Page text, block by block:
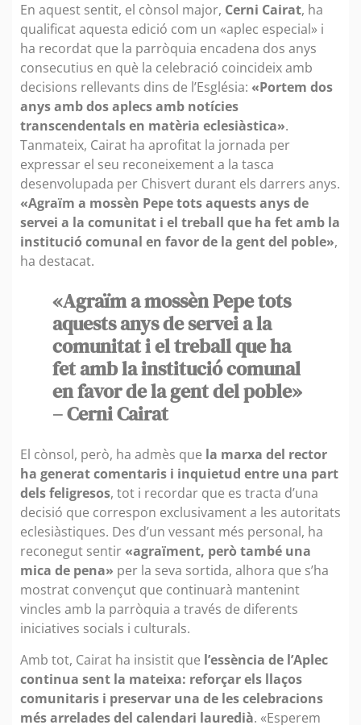
En aquest sentit, el cònsol major, Cerni Cairat, ha
qualificat aquesta edició com un «aplec especial» i
ha recordat que la parròquia encadena dos anys
consecutius en què la celebració coincideix amb
decisions rellevants dins de l’Església: «Portem dos
anys amb dos aplecs amb notícies
transcendentals en matèria eclesiàstica».
Tanmateix, Cairat ha aprofitat la jornada per
expressar el seu reconeixement a la tasca
desenvolupada per Chisvert durant els darrers anys.
«Agraïm a mossèn Pepe tots aquests anys de
servei a la comunitat i el treball que ha fet amb la
institució comunal en favor de la gent del poble»,
ha destacat.
«Agraïm a mossèn Pepe tots
aquests anys de servei a la
comunitat i el treball que ha
fet amb la institució comunal
en favor de la gent del poble»
– Cerni Cairat
El cònsol, però, ha admès que la marxa del rector
ha generat comentaris i inquietud entre una part
dels feligresos, tot i recordar que es tracta d’una
decisió que correspon exclusivament a les autoritats
eclesiàstiques. Des d’un vessant més personal, ha
reconegut sentir«agraïment, però també una
mica de pena» per la seva sortida, alhora que s’ha
mostrat convençut que continuarà mantenint
vincles amb la parròquia a través de diferents
iniciatives socials i culturals.
Amb tot, Cairat ha insistit que l’essència de l’Aplec
continua sent la mateixa: reforçar els llaços
comunitaris i preservar una de les celebracions
més arrelades del calendari lauredià. «Esperem